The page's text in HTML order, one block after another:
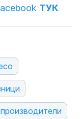
ТУК
производители